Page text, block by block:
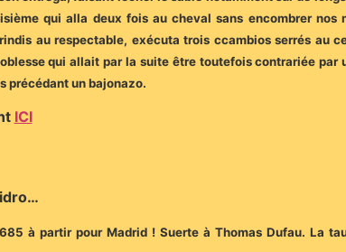
qui alla deux fois au cheval sans encombrer nos
au respectable, exécuta trois ccambios serrés au
qui allait par la suite être toutefois contrariée par
précédant un bajonazo.
ICI
à partir pour Madrid ! Suerte à Thomas Dufau. La